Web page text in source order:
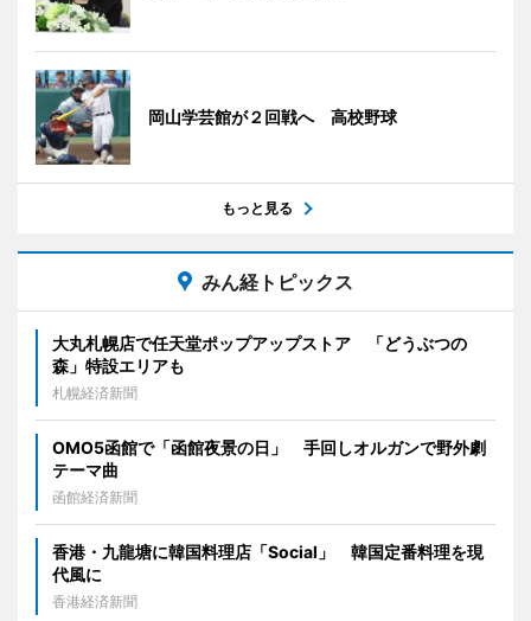
岡山学芸館が２回戦へ 高校野球
もっと見る
みん経トピックス
大丸札幌店で任天堂ポップアップストア 「どうぶつの
森」特設エリアも
札幌経済新聞
OMO5函館で「函館夜景の日」 手回しオルガンで野外劇
テーマ曲
函館経済新聞
香港・九龍塘に韓国料理店「Social」 韓国定番料理を現
代風に
香港経済新聞